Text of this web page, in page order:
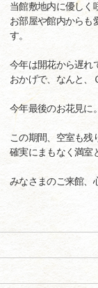
当館敷地内に優しく
お部屋や館内からも
す。
今年は開花から遅れ
おかげで、なんと、
今年最後のお花見に
この期間、空室も残
確実にまもなく満室
みなさまのご来館、